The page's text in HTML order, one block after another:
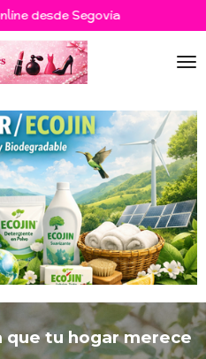
desde Segovia
que tu hogar merece